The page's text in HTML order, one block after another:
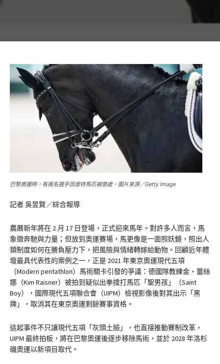
巴黎奧運時，有兩名選手因虐待馬匹被懲處。圖片來源／Getty Image
記者 吳昱賢／綜合報導
農曆新年將在 2 月 17 日登場，正式迎來馬年。對許多人而言，馬
象徵奔馳與力量；但放到奧運賽場，馬更像是一面照妖鏡，照出人
類制度如何在勝負壓力下，把風險與情緒轉嫁給動物。回顧近年體
壇最具代表性的案例之一，正是 2021 年東京奧運現代五項
（Modern pentathlon）馬術關卡引發的爭議：德國隊教練金・蕾絲
娜（Kim Raisner）被拍到疑似出拳捶打馬匹「聖男孩」（Saint
Boy），國際現代五項聯合會（UIPM）檢視影像後對其出示「黑
牌」，取消其在東京奧運剩餘賽事資格。
這起事件不只讓現代五項「灰頭土臉」，也直接推動賽制改革，
UIPM 最終拍板，將在巴黎奧運後逐步移除馬術，並於 2028 年洛杉
磯奧運以新項目取代。